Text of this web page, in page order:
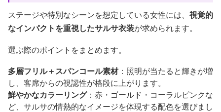
ステージや特別なシーンを想定している女性には、 視覚的
なインパクトを重視したサルサ衣装が求められます。
選ぶ際のポイントをまとめます。
多層フリル＋スパンコール素材：照明が当たると輝きが増
し、客席からの視認性が格段に上がります。
鮮やかなカラーリング：赤・ゴールド・コーラルピンクな
ど、サルサの情熱的なイメージを体現する配色を選びまし